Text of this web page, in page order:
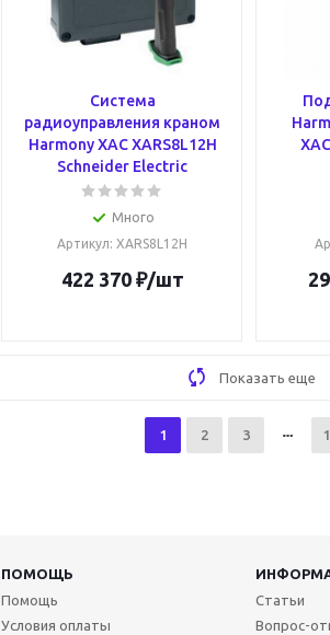
Система
радиоуправления краном
Harmony XAC XARS8L12H
Schneider Electric
Много
Артикул: XARS8L12H
422 370₽/шт
Показать еще
1 2 3
ПОМОЩЬ
Помощь
Условия оплаты
Статьи
Вопрос-